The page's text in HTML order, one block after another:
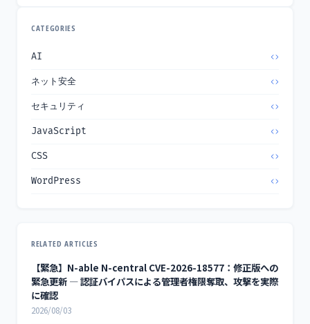
CATEGORIES
AI
ネット安全
セキュリティ
JavaScript
CSS
WordPress
RELATED ARTICLES
【緊急】N-able N-central CVE-2026-18577：修正版への
緊急更新 — 認証バイパスによる管理者権限奪取、攻撃を実際
に確認
2026/08/03